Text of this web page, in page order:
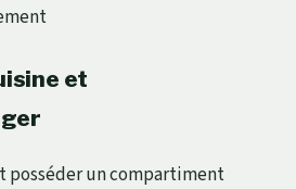
et
posséder un compartiment